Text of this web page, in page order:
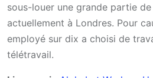
sous-louer une grande partie
actuellement à Londres. Pour
employé sur dix a choisi de
télétravail.